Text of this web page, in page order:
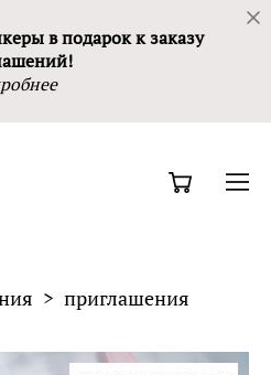
в подарок к заказу
> приглашения